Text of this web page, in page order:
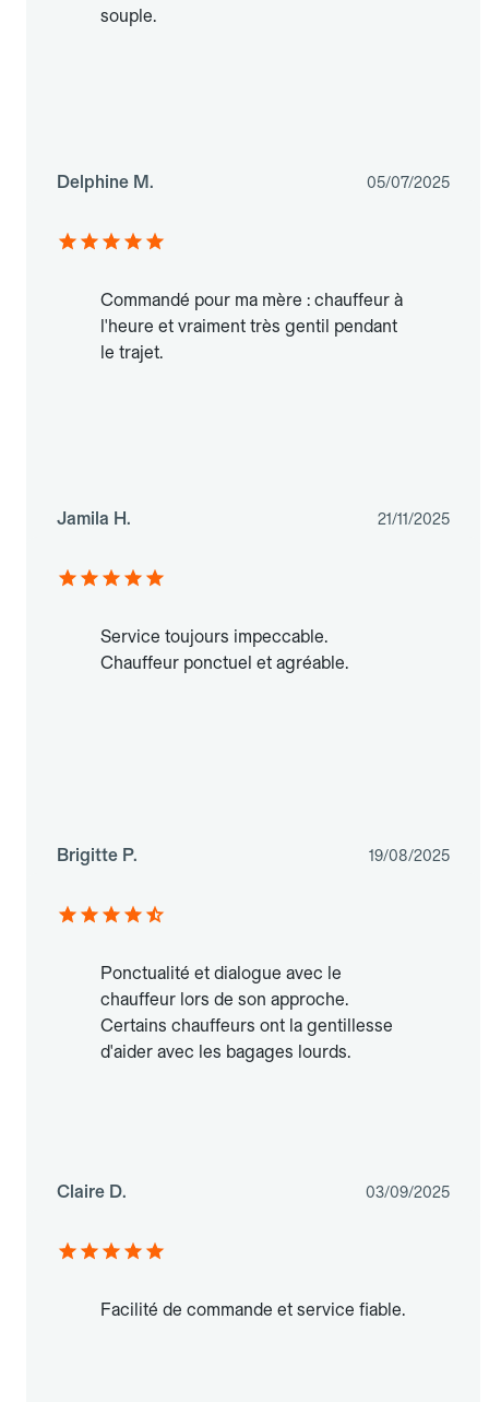
souple.
Delphine M. 05/07/2025
Commandé pour ma mère : chauffeur à
l'heure et vraiment très gentil pendant
le trajet.
Jamila H. 21/11/2025
Service toujours impeccable.
Chauffeur ponctuel et agréable.
Brigitte P. 19/08/2025
Ponctualité et dialogue avec le
chauffeur lors de son approche.
Certains chauffeurs ont la gentillesse
d'aider avec les bagages lourds.
Claire D. 03/09/2025
Facilité de commande et service fiable.